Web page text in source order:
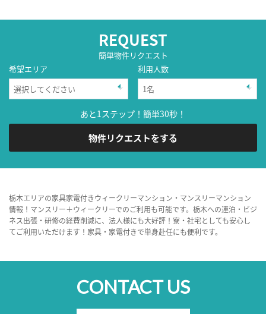
REQUEST
簡単物件リクエスト
希望エリア
利用人数
あと1ステップ！簡単30秒！
物件リクエストをする
栃木エリアの家具家電付きウィークリーマンション・マンスリーマンション
情報！マンスリー＋ウィークリーでのご利用も可能です。栃木への連泊・ビジ
ネス出張・研修の経費削減に、法人様にも大好評！寮・社宅としても安心し
てご利用いただけます！家具・家電付きで単身赴任にも便利です。
CONTACT US